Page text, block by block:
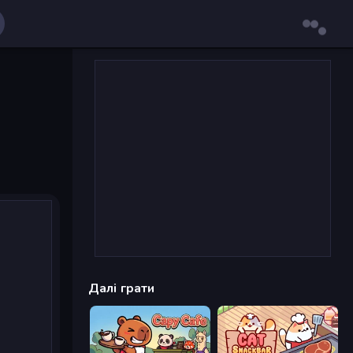
Далі грати